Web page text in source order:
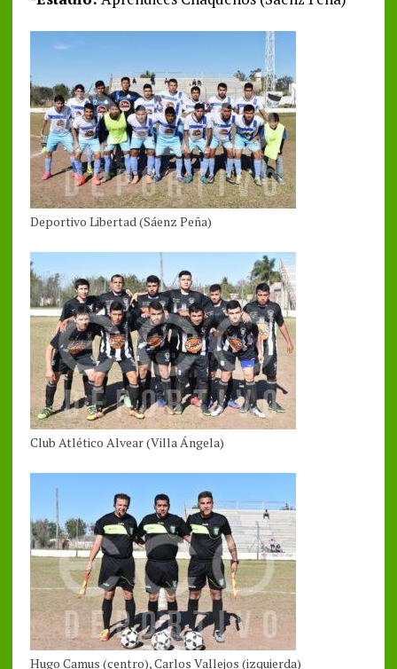
Deportivo Libertad (Sáenz Peña)
Club Atlético Alvear (Villa Ángela)
Hugo Camus (centro), Carlos Vallejos (izquierda)